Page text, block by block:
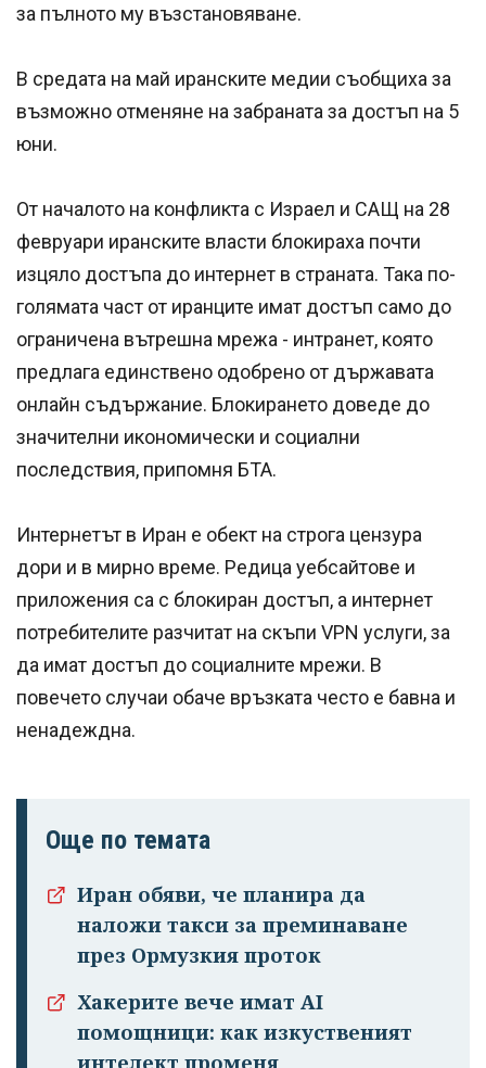
излязохте от
профила си!
за пълното му възстановяване.
В средата на май иранските медии съобщиха за
възможно отменяне на забраната за достъп на 5
юни.
От началото на конфликта с Израел и САЩ на 28
февруари иранските власти блокираха почти
изцяло достъпа до интернет в страната. Така по-
голямата част от иранците имат достъп само до
ограничена вътрешна мрежа - интранет, която
предлага единствено одобрено от държавата
онлайн съдържание. Блокирането доведе до
значителни икономически и социални
последствия, припомня БТА.
Интернетът в Иран е обект на строга цензура
дори и в мирно време. Редица уебсайтове и
приложения са с блокиран достъп, а интернет
потребителите разчитат на скъпи VPN услуги, за
да имат достъп до социалните мрежи. В
повечето случаи обаче връзката често е бавна и
ненадеждна.
Още по темата
Иран обяви, че планира да
наложи такси за преминаване
през Ормузкия проток
Хакерите вече имат AI
помощници: как изкуственият
интелект променя